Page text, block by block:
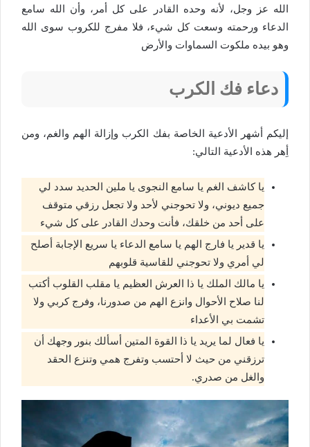
الله عز وجل، لأنه وحده القادر على كل أمر، وأن الله سامع
الدعاء ورحمته وسعت كل شيء، فلا مفرج للكروب سوى الله
وهو بيده ملكوت السماوات والأرض
دعاء فك الكرب
إليكم أشهر الأدعية الخاصة بفك الكرب وإزالة الهم والغم، ومن
أِهر هذه الأدعية التالي:
يا كاشف الغم يا سامع النجوى يا ملين الحديد سدد لي
جميع ديوني، ولا تحوجني لأحد ولا تجعل رزقي متوقف
على أحد من خلقك، فأنت وحدك القادر على كل شيء
يا قدير يا فارج الهم يا سامع الدعاء يا سريع الإجابة أصلح
لي أمري ولا تحوجني للقاسية قلوبهم
يا مالك الملك يا ذا العرش العظيم يا مقلب القلوب أكتب
لنا صلاح الأحوال وانزع الهم من صدورنا، وفرج كربي ولا
تشمت بي الأعداء
يا فعال لما يريد يا ذا القوة المتين أسألك بنور وجهك أن
ترزقني من حيث لا أحتسب وتفرج همي وتنزع الحقد
والغل من صدري.